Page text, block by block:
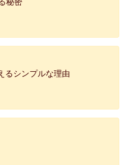
るシンプルな理由